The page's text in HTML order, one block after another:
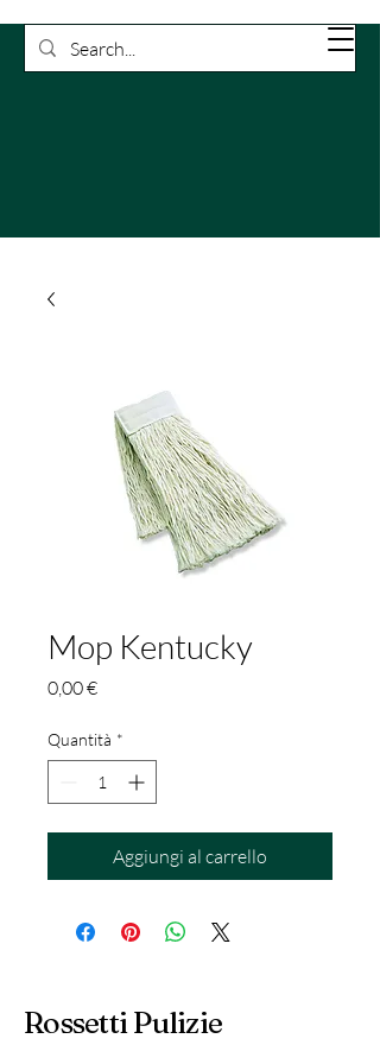
Rossetti
Pulizie
Mop Kentucky
0,00 €Prezzo
Quantità *
Aggiungi al carrello
Rossetti Pulizie